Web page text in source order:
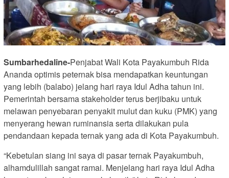
Sumbarhedaline-Penjabat Wali Kota Payakumbuh Rida
Ananda optimis peternak bisa mendapatkan keuntungan
yang lebih (balabo) jelang hari raya Idul Adha tahun ini.
Pemerintah bersama stakeholder terus berjibaku untuk
melawan penyebaran penyakit mulut dan kuku (PMK) yang
menyerang hewan ruminansia serta dilakukan pula
pendandaan kepada ternak yang ada di Kota Payakumbuh.
“Kebetulan siang ini saya di pasar ternak Payakumbuh,
alhamdulillah sangat ramai. Menjelang hari raya Idul Adha